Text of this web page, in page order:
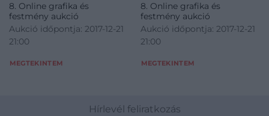
8. Online grafika és
festmény aukció
Aukció időpontja: 2017-12-21
21:00
MEGTEKINTEM
8. Online grafika és
festmény aukció
Aukció időpontja: 2017-12-21
21:00
MEGTEKINTEM
Hírlevél feliratkozás